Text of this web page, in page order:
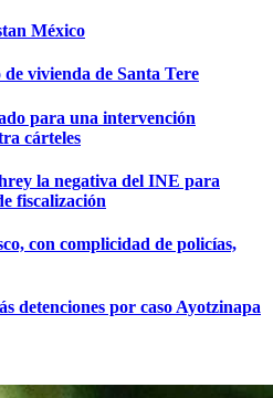
México
vivienda de Santa Tere
para una intervención
cárteles
la negativa del INE para
fiscalización
con complicidad de policías,
detenciones por caso Ayotzinapa